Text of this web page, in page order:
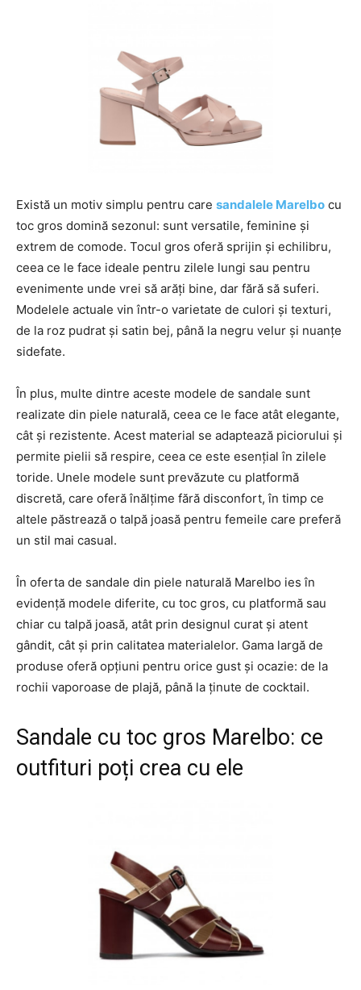
Există un motiv simplu pentru care sandalele Marelbo cu
toc gros domină sezonul: sunt versatile, feminine și
extrem de comode. Tocul gros oferă sprijin și echilibru,
ceea ce le face ideale pentru zilele lungi sau pentru
evenimente unde vrei să arăți bine, dar fără să suferi.
Modelele actuale vin într-o varietate de culori și texturi,
de la roz pudrat și satin bej, până la negru velur și nuanțe
sidefate.
În plus, multe dintre aceste modele de sandale sunt
realizate din piele naturală, ceea ce le face atât elegante,
cât și rezistente. Acest material se adaptează piciorului și
permite pielii să respire, ceea ce este esențial în zilele
toride. Unele modele sunt prevăzute cu platformă
discretă, care oferă înălțime fără disconfort, în timp ce
altele păstrează o talpă joasă pentru femeile care preferă
un stil mai casual.
În oferta de sandale din piele naturală Marelbo ies în
evidență modele diferite, cu toc gros, cu platformă sau
chiar cu talpă joasă, atât prin designul curat și atent
gândit, cât și prin calitatea materialelor. Gama largă de
produse oferă opțiuni pentru orice gust și ocazie: de la
rochii vaporoase de plajă, până la ținute de cocktail.
Sandale cu toc gros Marelbo: ce
outfituri poți crea cu ele